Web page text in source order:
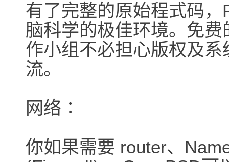
有了完整的原始程式码
脑科学的极佳环境。免
作小组不必担心版权及
流。
网络∶
你如果需要 router、